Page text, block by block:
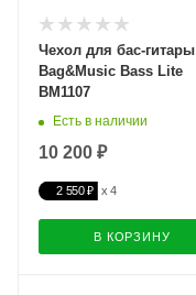
Чехол для бас-гитары
Bag&Music Bass Lite
BM1107
Есть в наличии
10 200 ₽
2 550 ₽
В КОРЗИНУ